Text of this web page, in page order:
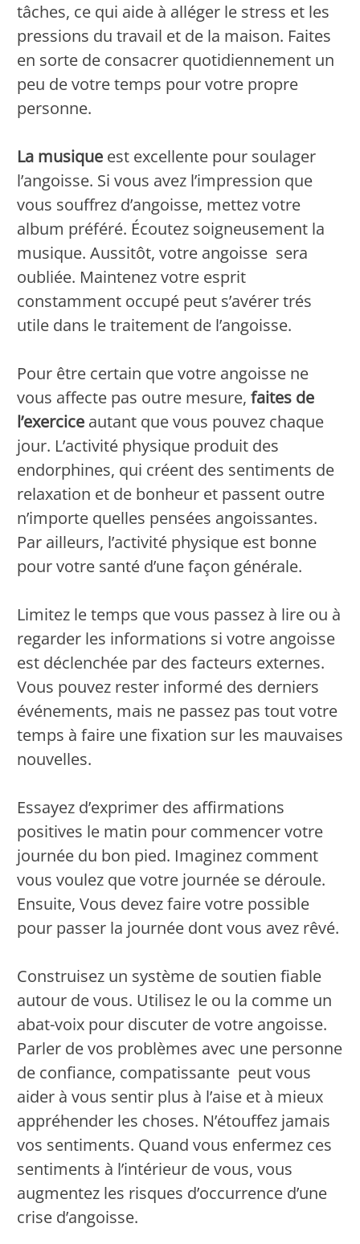
tâches, ce qui aide à alléger le stress et les
pressions du travail et de la maison. Faites
en sorte de consacrer quotidiennement un
peu de votre temps pour votre propre
personne.
La musique est excellente pour soulager
l’angoisse. Si vous avez l’impression que
vous souffrez d’angoisse, mettez votre
album préféré. Écoutez soigneusement la
musique. Aussitôt, votre angoisse sera
oubliée. Maintenez votre esprit
constamment occupé peut s’avérer trés
utile dans le traitement de l’angoisse.
Pour être certain que votre angoisse ne
vous affecte pas outre mesure, faites de
l’exercice autant que vous pouvez chaque
jour. L’activité physique produit des
endorphines, qui créent des sentiments de
relaxation et de bonheur et passent outre
n’importe quelles pensées angoissantes.
Par ailleurs, l’activité physique est bonne
pour votre santé d’une façon générale.
Limitez le temps que vous passez à lire ou à
regarder les informations si votre angoisse
est déclenchée par des facteurs externes.
Vous pouvez rester informé des derniers
événements, mais ne passez pas tout votre
temps à faire une fixation sur les mauvaises
nouvelles.
Essayez d’exprimer des affirmations
positives le matin pour commencer votre
journée du bon pied. Imaginez comment
vous voulez que votre journée se déroule.
Ensuite, Vous devez faire votre possible
pour passer la journée dont vous avez rêvé.
Construisez un système de soutien fiable
autour de vous. Utilisez le ou la comme un
abat-voix pour discuter de votre angoisse.
Parler de vos problèmes avec une personne
de confiance, compatissante peut vous
aider à vous sentir plus à l’aise et à mieux
appréhender les choses. N’étouffez jamais
vos sentiments. Quand vous enfermez ces
sentiments à l’intérieur de vous, vous
augmentez les risques d’occurrence d’une
crise d’angoisse.